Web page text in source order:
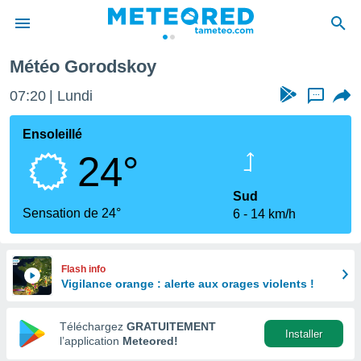
de
Météo Gorodskoy
07:20 Lundi ...
Ensoleillé
24°
Sensation de 24°
Sud
6
14 km/h
Flash info
Vigilance orange : alerte aux orages violents !
Téléchargez GRATUITEMENT
l’application Meteored!
Installer